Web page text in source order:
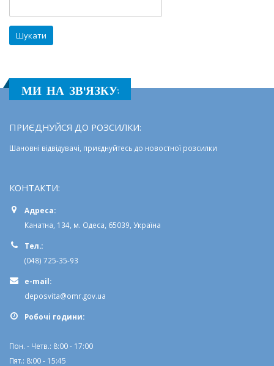
МИ НА ЗВ'ЯЗКУ:
ПРИЄДНУЙСЯ ДО РОЗСИЛКИ:
Шановні відвідувачі, приєднуйтесь до новостної розсилки
КОНТАКТИ:
Адреса:
Канатна, 134, м. Одеса, 65039, Україна
Тел.:
(048) 725-35-93
e-mail:
deposvita@omr.gov.ua
Робочi години:
Пон. - Четв.: 8:00 - 17:00
Пят.: 8:00 - 15:45